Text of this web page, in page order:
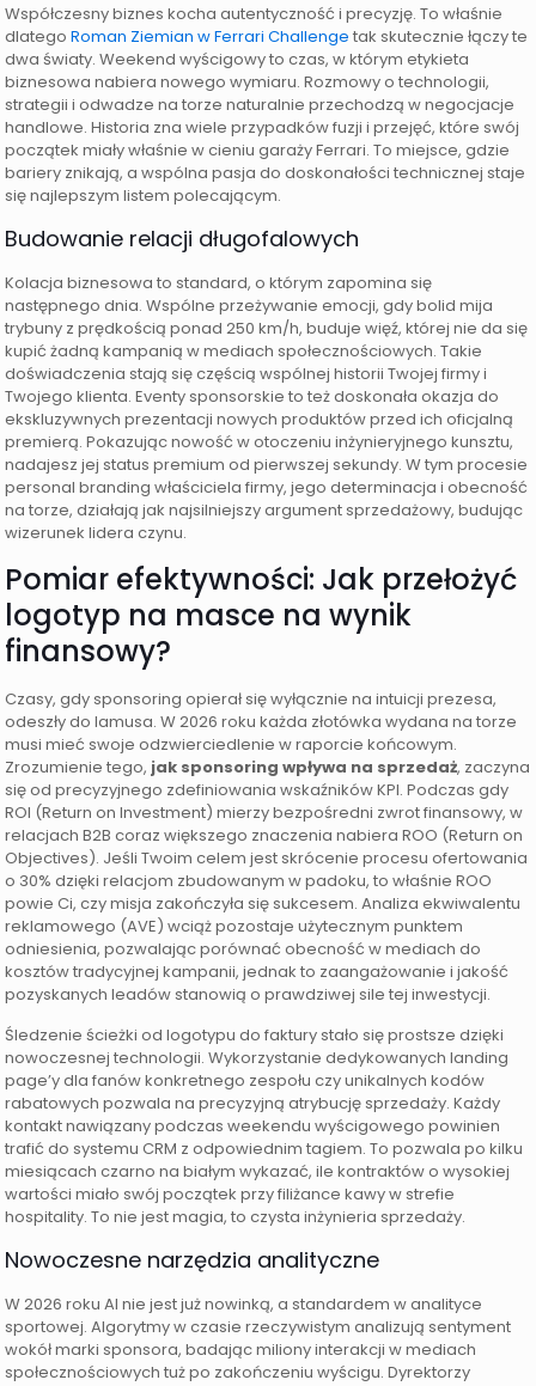
Współczesny biznes kocha autentyczność i precyzję. To właśnie
dlategoRoman Ziemian w Ferrari Challenge tak skutecznie łączy te
dwa światy. Weekend wyścigowy to czas, w którym etykieta
biznesowa nabiera nowego wymiaru. Rozmowy o technologii,
strategii i odwadze na torze naturalnie przechodzą w negocjacje
handlowe. Historia zna wiele przypadków fuzji i przejęć, które swój
początek miały właśnie w cieniu garaży Ferrari. To miejsce, gdzie
bariery znikają, a wspólna pasja do doskonałości technicznej staje
się najlepszym listem polecającym.
Budowanie relacji długofalowych
Kolacja biznesowa to standard, o którym zapomina się
następnego dnia. Wspólne przeżywanie emocji, gdy bolid mija
trybuny z prędkością ponad 250 km/h, buduje więź, której nie da się
kupić żadną kampanią w mediach społecznościowych. Takie
doświadczenia stają się częścią wspólnej historii Twojej firmy i
Twojego klienta. Eventy sponsorskie to też doskonała okazja do
ekskluzywnych prezentacji nowych produktów przed ich oficjalną
premierą. Pokazując nowość w otoczeniu inżynieryjnego kunsztu,
nadajesz jej status premium od pierwszej sekundy. W tym procesie
personal branding właściciela firmy, jego determinacja i obecność
na torze, działają jak najsilniejszy argument sprzedażowy, budując
wizerunek lidera czynu.
Pomiar efektywności: Jak przełożyć
logotyp na masce na wynik
finansowy?
Czasy, gdy sponsoring opierał się wyłącznie na intuicji prezesa,
odeszły do lamusa. W 2026 roku każda złotówka wydana na torze
musi mieć swoje odzwierciedlenie w raporcie końcowym.
Zrozumienie tego, jak sponsoring wpływa na sprzedaż, zaczyna
się od precyzyjnego zdefiniowania wskaźników KPI. Podczas gdy
ROI (Return on Investment) mierzy bezpośredni zwrot finansowy, w
relacjach B2B coraz większego znaczenia nabiera ROO (Return on
Objectives). Jeśli Twoim celem jest skrócenie procesu ofertowania
o 30% dzięki relacjom zbudowanym w padoku, to właśnie ROO
powie Ci, czy misja zakończyła się sukcesem. Analiza ekwiwalentu
reklamowego (AVE) wciąż pozostaje użytecznym punktem
odniesienia, pozwalając porównać obecność w mediach do
kosztów tradycyjnej kampanii, jednak to zaangażowanie i jakość
pozyskanych leadów stanowią o prawdziwej sile tej inwestycji.
Śledzenie ścieżki od logotypu do faktury stało się prostsze dzięki
nowoczesnej technologii. Wykorzystanie dedykowanych landing
page’y dla fanów konkretnego zespołu czy unikalnych kodów
rabatowych pozwala na precyzyjną atrybucję sprzedaży. Każdy
kontakt nawiązany podczas weekendu wyścigowego powinien
trafić do systemu CRM z odpowiednim tagiem. To pozwala po kilku
miesiącach czarno na białym wykazać, ile kontraktów o wysokiej
wartości miało swój początek przy filiżance kawy w strefie
hospitality. To nie jest magia, to czysta inżynieria sprzedaży.
Nowoczesne narzędzia analityczne
W 2026 roku AI nie jest już nowinką, a standardem w analityce
sportowej. Algorytmy w czasie rzeczywistym analizują sentyment
wokół marki sponsora, badając miliony interakcji w mediach
społecznościowych tuż po zakończeniu wyścigu. Dyrektorzy